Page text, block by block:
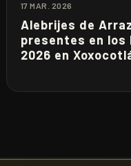
17 MAR. 2026
Alebrijes de
presentes en los
2026 en